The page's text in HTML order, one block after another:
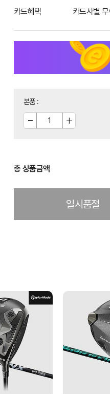
카드혜택 카드사별
본품:
총 상품금액
일시품절